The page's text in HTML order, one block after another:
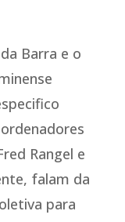
Barra e o
Rangel e
falam da
para